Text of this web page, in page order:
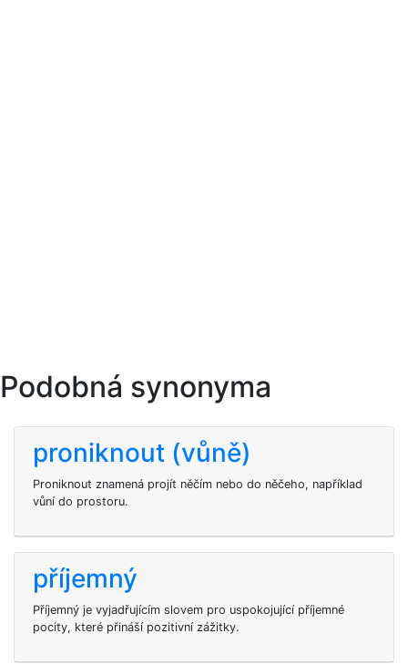
Podobná synonyma
proniknout (vůně)
Proniknout znamená projít něčím nebo do něčeho, například
vůní do prostoru.
příjemný
Příjemný je vyjadřujícím slovem pro uspokojující příjemné
pocity, které přináší pozitivní zážitky.